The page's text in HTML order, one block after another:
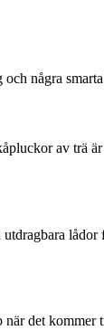
några
av trä
det